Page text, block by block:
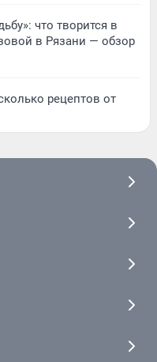
что творится в
в Рязани — обзор
рецептов от